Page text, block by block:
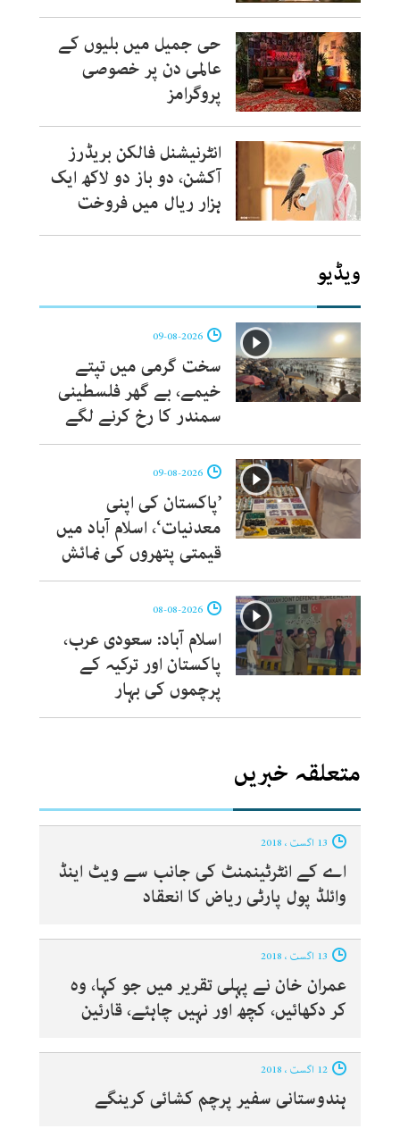
حی جمیل میں بلیوں کے
عالمی دن پر خصوصی
پروگرامز
انٹرنیشنل فالکن بریڈرز
آکشن، دو باز دو لاکھ ایک
ہزار ریال میں فروخت
ویڈیو
سخت گرمی میں تپتے
خیمے، بے گھر فلسطینی
سمندر کا رخ کرنے لگے
’پاکستان کی اپنی
معدنیات‘، اسلام آباد میں
قیمتی پتھروں کی نمائش
اسلام آباد: سعودی عرب،
پاکستان اور ترکیہ کے
پرچموں کی بہار
متعلقہ خبریں
اے کے انٹرٹینمنٹ کی جانب سے ویٹ اینڈ
وائلڈ پول پارٹی ریاض کا انعقاد
عمران خان نے پہلی تقریر میں جو کہا، وہ
کر دکھائیں، کچھ اور نہیں چاہئے، قارئین
ہندوستانی سفیر پرچم کشائی کرینگے